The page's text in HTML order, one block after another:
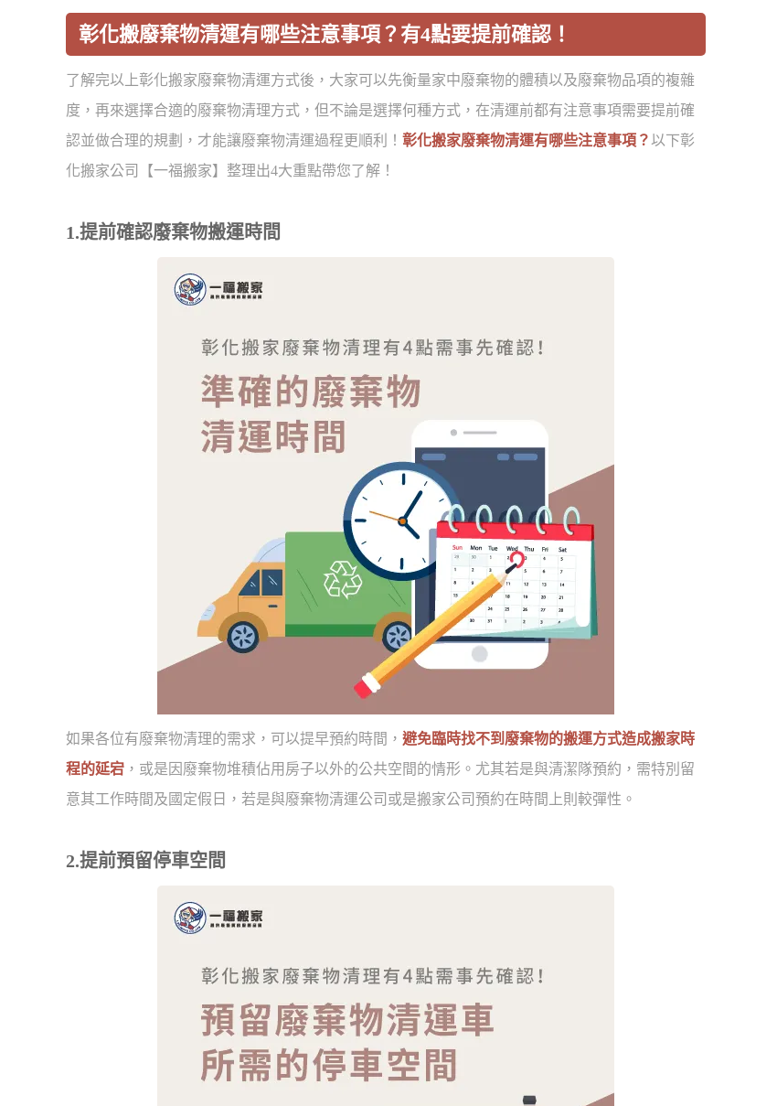
彰化搬廢棄物清運有哪些注意事項？有4點要提前確認！
了解完以上彰化搬家廢棄物清運方式後，大家可以先衡量家中廢棄物的體積以及廢棄物品項的複雜
度，再來選擇合適的廢棄物清理方式，但不論是選擇何種方式，在清運前都有注意事項需要提前確
認並做合理的規劃，才能讓廢棄物清運過程更順利！ 彰化搬家廢棄物清運有哪些注意事項？以下彰
化搬家公司【一福搬家】整理出4大重點帶您了解！
1.提前確認廢棄物搬運時間
如果各位有廢棄物清理的需求，可以提早預約時間， 避免臨時找不到廢棄物的搬運方式造成搬家時
程的延宕 ，或是因廢棄物堆積佔用房子以外的公共空間的情形。尤其若是與清潔隊預約，需特別留
意其工作時間及國定假日，若是與廢棄物清運公司或是搬家公司預約在時間上則較彈性。
2.提前預留停車空間